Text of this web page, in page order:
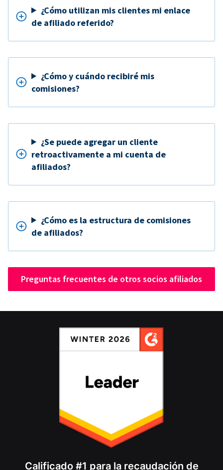
¿Cómo utilizan mis clientes mi enlace
de afiliado referido?
¿Cómo y cuándo recibiré mis
comisiones?
¿Se puede agregar un cliente
retroactivamente a mi cuenta de
afiliados?
¿Cómo es la estructura de comisiones
de afiliados?
Preguntas frecuentes de otros socios afiliados
Calificado #1 para la recaudación de